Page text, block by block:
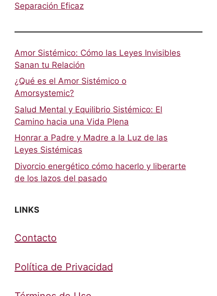
Separación Eficaz
Amor Sistémico: Cómo las Leyes Invisibles
Sanan tu Relación
¿Qué es el Amor Sistémico o
Amorsystemic?
Salud Mental y Equilibrio Sistémico: El
Camino hacia una Vida Plena
Honrar a Padre y Madre a la Luz de las
Leyes Sistémicas
Divorcio energético cómo hacerlo y liberarte
de los lazos del pasado
LINKS
Contacto
Política de Privacidad